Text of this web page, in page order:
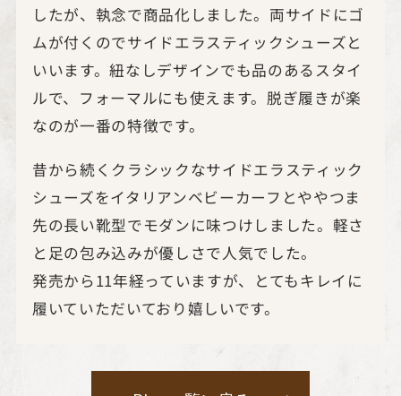
したが、執念で商品化しました。両サイドにゴ
ムが付くのでサイドエラスティックシューズと
いいます。紐なしデザインでも品のあるスタイ
ルで、フォーマルにも使えます。脱ぎ履きが楽
なのが一番の特徴です。
昔から続くクラシックなサイドエラスティック
シューズをイタリアンベビーカーフとややつま
先の長い靴型でモダンに味つけしました。軽さ
と足の包み込みが優しさで人気でした。
発売から11年経っていますが、とてもキレイに
履いていただいており嬉しいです。